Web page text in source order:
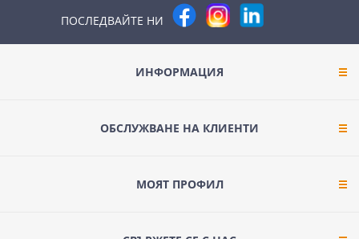
ПОСЛЕДВАЙТЕ НИ
ИНФОРМАЦИЯ
ОБСЛУЖВАНЕ НА КЛИЕНТИ
МОЯТ ПРОФИЛ